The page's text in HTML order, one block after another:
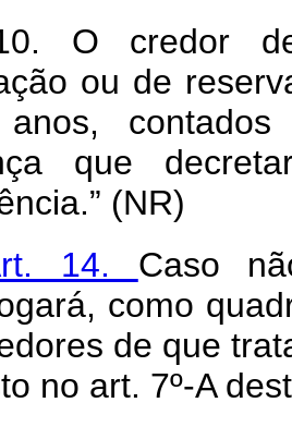
O credor
ou de
anos,
que
(NR)
14. Caso
como
de que
no art. 7º-A